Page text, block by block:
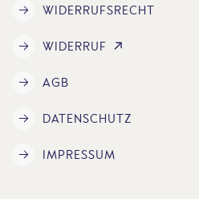
WIDERRUFSRECHT
WIDERRUF
AGB
DATENSCHUTZ
IMPRESSUM